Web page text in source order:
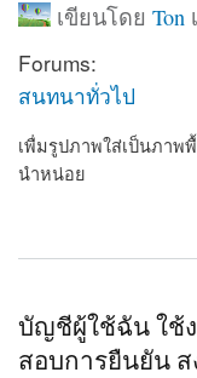
เขียนโดย Ton
Forums:
สนทนาทั่วไป
เพื่มรูปภาพใส่เป็นภาพ
นำหน่อย
about เพื่มรูปภา
บัญชีผู้ใช้ฉัน ใช้
สอบการยืนยัน